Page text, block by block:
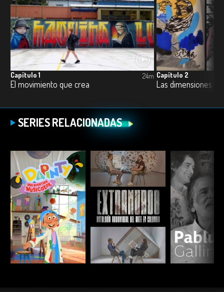
Capítulo 1
El movimiento que crea
24m Capítulo 2
Las dimensiones
SERIES RELACIONADAS
ESCUCHAR ESCUCHAR